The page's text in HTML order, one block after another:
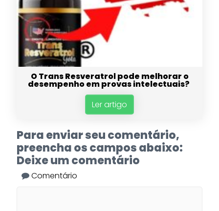
O Trans Resveratrol pode melhorar o
desempenho em provas intelectuais?
Ler artigo
Para enviar seu comentário,
preencha os campos abaixo:
Deixe um comentário
Comentário